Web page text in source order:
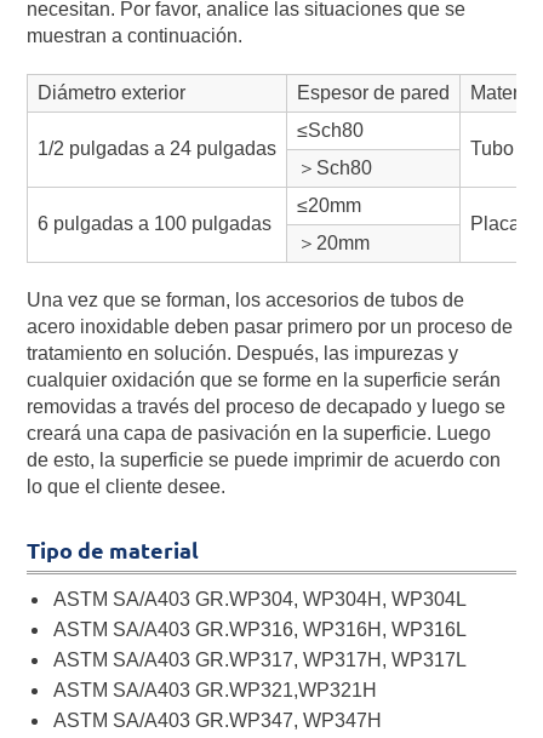
necesitan. Por favor, analice las situaciones que se
muestran a continuación.
Diámetro exterior Espesor de pared Material
1/2 pulgadas a 24 pulgadas
≤Sch80
Tubo
＞Sch80
6 pulgadas a 100 pulgadas
≤20mm
Placa
＞20mm
Una vez que se forman, los accesorios de tubos de
acero inoxidable deben pasar primero por un proceso de
tratamiento en solución. Después, las impurezas y
cualquier oxidación que se forme en la superficie serán
removidas a través del proceso de decapado y luego se
creará una capa de pasivación en la superficie. Luego
de esto, la superficie se puede imprimir de acuerdo con
lo que el cliente desee.
Tipo de material
ASTM SA/A403 GR.WP304, WP304H, WP304L
ASTM SA/A403 GR.WP316, WP316H, WP316L
ASTM SA/A403 GR.WP317, WP317H, WP317L
ASTM SA/A403 GR.WP321,WP321H
ASTM SA/A403 GR.WP347, WP347H